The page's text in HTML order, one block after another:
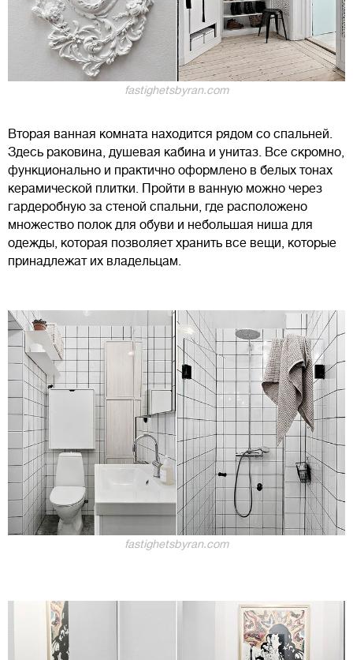
fastighetsbyran.com
Вторая ванная комната находится рядом со спальней.
Здесь раковина, душевая кабина и унитаз. Все скромно,
функционально и практично оформлено в белых тонах
керамической плитки. Пройти в ванную можно через
гардеробную за стеной спальни, где расположено
множество полок для обуви и небольшая ниша для
одежды, которая позволяет хранить все вещи, которые
принадлежат их владельцам.
fastighetsbyran.com